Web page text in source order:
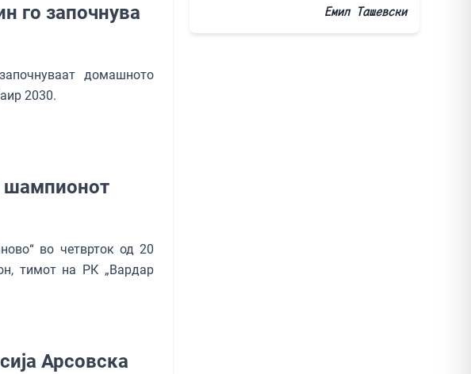
го започнува
домашното
2030.
шампионот
во четврток од 20
тимот на РК „Вардар
Арсовска
Емил Ташевски